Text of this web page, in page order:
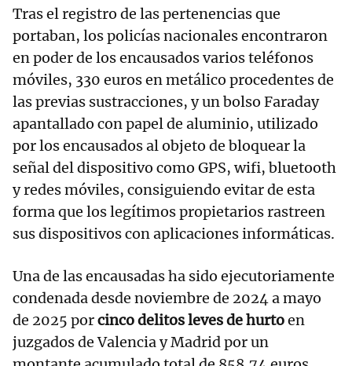
Tras el registro de las pertenencias que
portaban, los policías nacionales encontraron
en poder de los encausados varios teléfonos
móviles, 330 euros en metálico procedentes de
las previas sustracciones, y un bolso Faraday
apantallado con papel de aluminio, utilizado
por los encausados al objeto de bloquear la
señal del dispositivo como GPS, wifi, bluetooth
y redes móviles, consiguiendo evitar de esta
forma que los legítimos propietarios rastreen
sus dispositivos con aplicaciones informáticas.
Una de las encausadas ha sido ejecutoriamente
condenada desde noviembre de 2024 a mayo
de 2025 porcinco delitos leves de hurtoen
juzgados de Valencia y Madrid por un